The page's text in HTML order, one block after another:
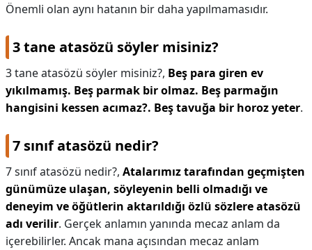
Önemli olan aynı hatanın bir daha yapılmamasıdır.
3 tane atasözü söyler misiniz?
3 tane atasözü söyler misiniz?, Beş para giren ev
yıkılmamış. Beş parmak bir olmaz. Beş parmağın
hangisini kessen acımaz?. Beş tavuğa bir horoz yeter.
7 sınıf atasözü nedir?
7 sınıf atasözü nedir?, Atalarımız tarafından geçmişten
günümüze ulaşan, söyleyenin belli olmadığı ve
deneyim ve öğütlerin aktarıldığı özlü sözlere atasözü
adı verilir. Gerçek anlamın yanında mecaz anlam da
içerebilirler. Ancak mana açısından mecaz anlam